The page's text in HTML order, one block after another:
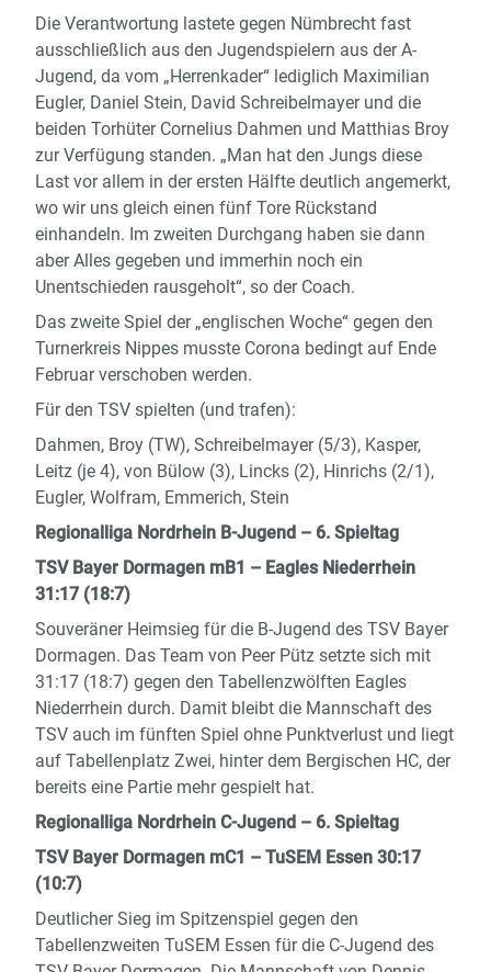
Die Verantwortung lastete gegen Nümbrecht fast
ausschließlich aus den Jugendspielern aus der A-
Jugend, da vom „Herrenkader“ lediglich Maximilian
Eugler, Daniel Stein, David Schreibelmayer und die
beiden Torhüter Cornelius Dahmen und Matthias Broy
zur Verfügung standen. „Man hat den Jungs diese
Last vor allem in der ersten Hälfte deutlich angemerkt,
wo wir uns gleich einen fünf Tore Rückstand
einhandeln. Im zweiten Durchgang haben sie dann
aber Alles gegeben und immerhin noch ein
Unentschieden rausgeholt“, so der Coach.
Das zweite Spiel der „englischen Woche“ gegen den
Turnerkreis Nippes musste Corona bedingt auf Ende
Februar verschoben werden.
Für den TSV spielten (und trafen):
Dahmen, Broy (TW), Schreibelmayer (5/3), Kasper,
Leitz (je 4), von Bülow (3), Lincks (2), Hinrichs (2/1),
Eugler, Wolfram, Emmerich, Stein
Regionalliga Nordrhein B-Jugend – 6. Spieltag
TSV Bayer Dormagen mB1 – Eagles Niederrhein
31:17 (18:7)
Souveräner Heimsieg für die B-Jugend des TSV Bayer
Dormagen. Das Team von Peer Pütz setzte sich mit
31:17 (18:7) gegen den Tabellenzwölften Eagles
Niederrhein durch. Damit bleibt die Mannschaft des
TSV auch im fünften Spiel ohne Punktverlust und liegt
auf Tabellenplatz Zwei, hinter dem Bergischen HC, der
bereits eine Partie mehr gespielt hat.
Regionalliga Nordrhein C-Jugend – 6. Spieltag
TSV Bayer Dormagen mC1 – TuSEM Essen 30:17
(10:7)
Deutlicher Sieg im Spitzenspiel gegen den
Tabellenzweiten TuSEM Essen für die C-Jugend des